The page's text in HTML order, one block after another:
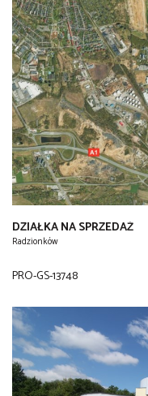
DZIAŁKA NA SPRZEDAŻ
Radzionków
PRO-GS-13748